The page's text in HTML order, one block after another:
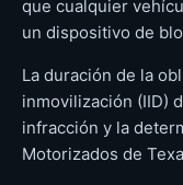
que cualquier
un dispositivo de
La duración de la
inmovilización (IID)
infracción y la
Motorizados de